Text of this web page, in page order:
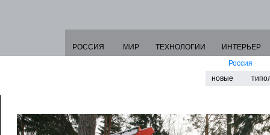
РОССИЯ МИР ТЕХНОЛОГИИ
ИНТЕРЬЕР
Россия
новые